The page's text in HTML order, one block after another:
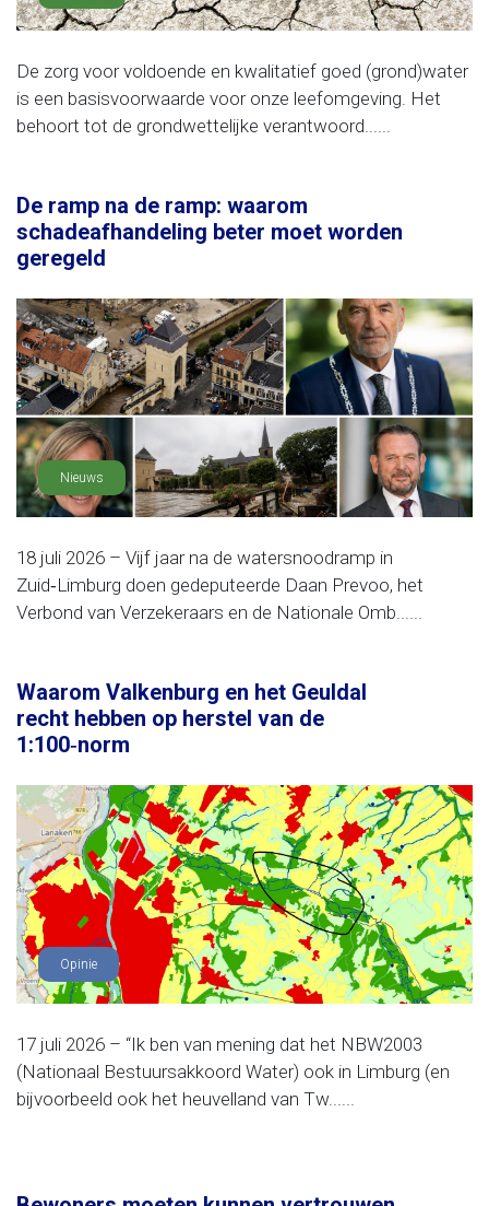
De zorg voor voldoende en kwalitatief goed (grond)water
is een basisvoorwaarde voor onze leefomgeving. Het
behoort tot de grondwettelijke verantwoord......
De ramp na de ramp: waarom
schadeafhandeling beter moet worden
geregeld
Nieuws
18 juli 2026 – Vijf jaar na de watersnoodramp in
Zuid‑Limburg doen gedeputeerde Daan Prevoo, het
Verbond van Verzekeraars en de Nationale Omb......
Waarom Valkenburg en het Geuldal
recht hebben op herstel van de
1:100‑norm
Opinie
17 juli 2026 – “Ik ben van mening dat het NBW2003
(Nationaal Bestuursakkoord Water) ook in Limburg (en
bijvoorbeeld ook het heuvelland van Tw......